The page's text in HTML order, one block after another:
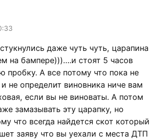
даже чуть чуть, царапина
на бампере)))….и стоят 5 часов
пробку. А все потому что пока не
не определит виновника ниче вам
если вы не виноваты. А потом
замазывать эту царапку, но
что всегда найдется скот который
заяву что вы уехали с места ДТП